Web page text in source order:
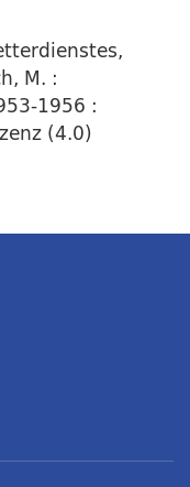
M. :
1956 :
(4.0)